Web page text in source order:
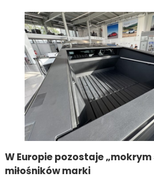
W Europie pozostaje „mokrym
miłośników marki